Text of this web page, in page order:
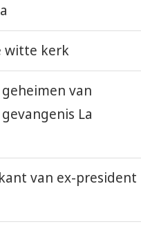
witte kerk
van
La
van ex-president